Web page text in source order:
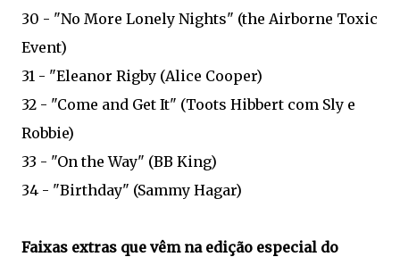
30 - "No More Lonely Nights" (the Airborne Toxic
Event)
31 - "Eleanor Rigby (Alice Cooper)
32 - "Come and Get It" (Toots Hibbert com Sly e
Robbie)
33 - "On the Way" (BB King)
34 - "Birthday" (Sammy Hagar)
Faixas extras que vêm na edição especial do